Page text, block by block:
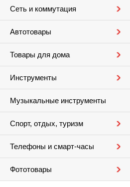
Сеть и коммутация
Автотовары
Товары для дома
Инструменты
Музыкальные инструменты
Спорт, отдых, туризм
Телефоны и смарт-часы
Фототовары